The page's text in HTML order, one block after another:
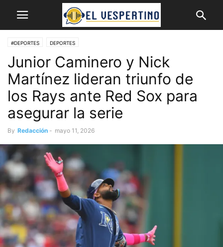
#DEPORTES DEPORTES
Junior Caminero y Nick
Martínez lideran triunfo de
los Rays ante Red Sox para
asegurar la serie
By Redacción - mayo 11, 2026